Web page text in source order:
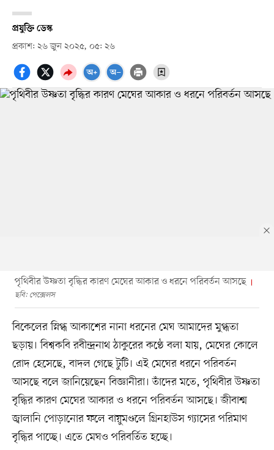
প্রযুক্তি ডেস্ক
প্রকাশ: ২৬ জুন ২০২৫, ০৫: ২৬
পৃথিবীর উষ্ণতা বৃদ্ধির কারণ মেঘের আকার ও ধরনে পরিবর্তন আসছে
ছবি: পেক্সেলস
বিকেলের স্নিগ্ধ আকাশের নানা ধরনের মেঘ আমাদের মুগ্ধতা
ছড়ায়। বিশ্বকবি রবীন্দ্রনাথ ঠাকুরের কণ্ঠে বলা যায়, মেঘের কোলে
রোদ হেসেছে, বাদল গেছে টুটি। এই মেঘের ধরনে পরিবর্তন
আসছে বলে জানিয়েছেন বিজ্ঞানীরা। তাঁদের মতে, পৃথিবীর উষ্ণতা
বৃদ্ধির কারণ মেঘের আকার ও ধরনে পরিবর্তন আসছে। জীবাশ্ম
জ্বালানি পোড়ানোর ফলে বায়ুমণ্ডলে গ্রিনহাউস গ্যাসের পরিমাণ
বৃদ্ধির পাচ্ছে। এতে মেঘও পরিবর্তিত হচ্ছে।